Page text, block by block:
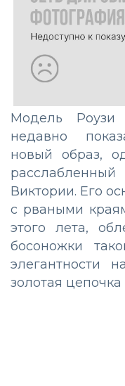
Модель Роузи
недавно
новый образ,
Виктории. Его
с рваными
этого лета,
босоножки
элегантности
золотая